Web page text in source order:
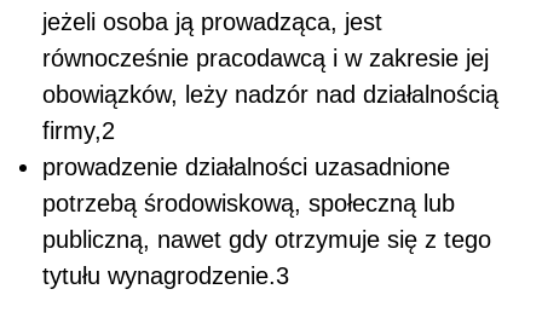
jeżeli osoba ją prowadząca, jest
równocześnie pracodawcą i w zakresie jej
obowiązków, leży nadzór nad działalnością
firmy,2
prowadzenie działalności uzasadnione
potrzebą środowiskową, społeczną lub
publiczną, nawet gdy otrzymuje się z tego
tytułu wynagrodzenie.3